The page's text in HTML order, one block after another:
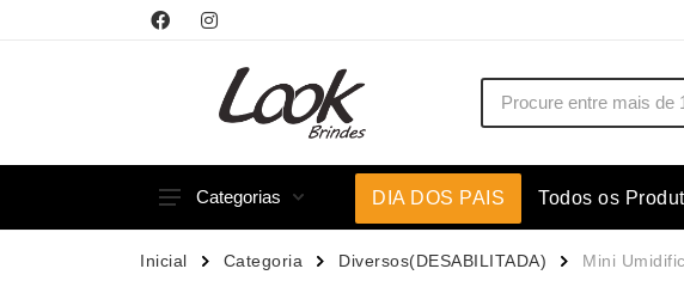
Categorias
Acessórios p/ Celular
Canecas
DIA DOS PAIS Todos os
Inicial Categoria Diversos(DESABILITADA) Mini